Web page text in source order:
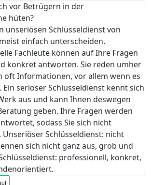
vor Betrügern in der
hüten?
unseriösen Schlüsseldienst von
einfach unterscheiden.
Fachleute können auf Ihre Fragen
konkret antworten. Sie reden umher
oft Informationen, vor allem wenn es
seriöser Schlüsseldienst kennt sich
aus und kann Ihnen deswegen
geben. Ihre Fragen werden
sodass Sie sich nicht
Schlüsseldienst: nicht
sich nicht ganz aus, grob und
professionell, konkret,